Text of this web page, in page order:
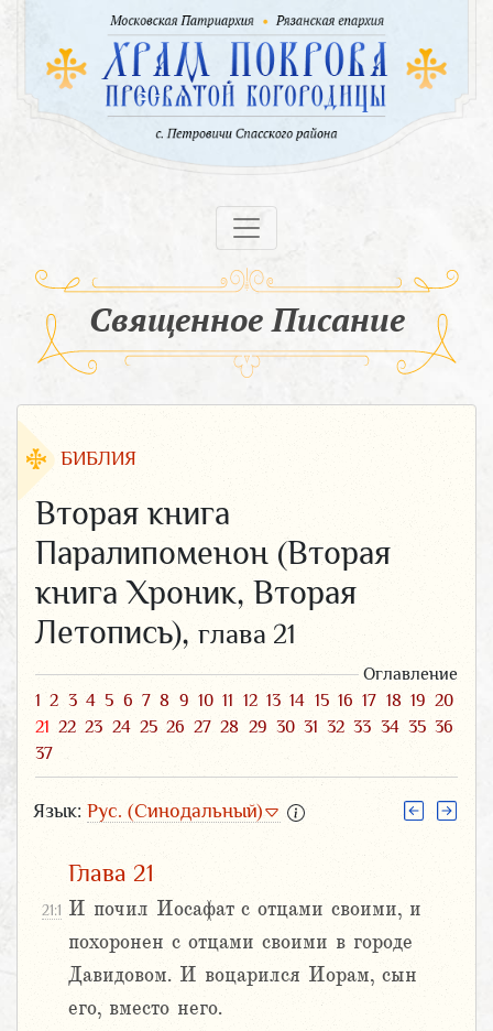
Священное Писание
БИБЛИЯ
Вторая книга
Паралипоменон (Вторая
книга Хроник, Вторая
Летопись), глава 21
Оглавление
1 2 3 4 5 6 7 8 9 10 11 12 13 14 15 16 17 18 19 20
21 22 23 24 25 26 27 28 29 30 31 32 33 34 35 36
37
Язык: Рус. (Синодальный)
Глава 21
21:1 И почил Иосафат с отцами своими, и
похоронен с отцами своими в городе
Давидовом. И воцарился Иорам, сын
его, вместо него.